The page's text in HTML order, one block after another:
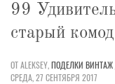
99
старый комод
ОТ ALEKSEY,ПОДЕЛКИ ВИНТАЖ
СРЕДА, 27 СЕНТЯБРЯ 2017